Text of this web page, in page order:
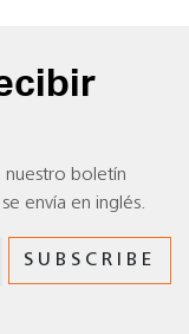
nuestro boletín
envía en inglés.